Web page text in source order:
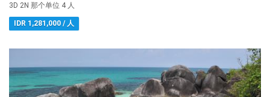
3D 2N 那个单位 4 人
IDR 1,281,000 / 人